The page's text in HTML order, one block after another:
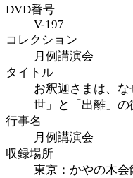
DVD番号
V-197
コレクション
月例講演会
タイトル
お釈迦さまは、
世」と「出離」
行事名
月例講演会
収録場所
東京：かやの木会